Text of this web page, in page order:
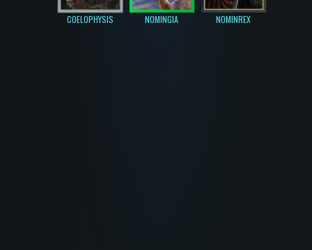
COELOPHYSIS NOMINGIA NOMINREX